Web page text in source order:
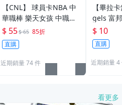
【CNL】 球員卡NBA 中
華職棒 樂天女孩 中職啦
啦隊T1 P+ 薄膜 卡膜55P
t(35pt也適用)
$ 55$ 65 85折
直購
近期銷量 74 件
【畢拉
gels 富
粉紅平
東東 秀秀子 檸檬 潔米
橘子 蓁
游 朱朱
$ 10
直購
近期銷量 4
看更多